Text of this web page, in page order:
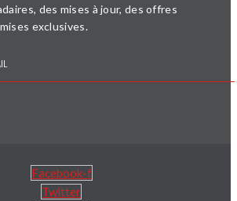
des mises à jour, des offres
exclusives.
Facebook-f
Twitter